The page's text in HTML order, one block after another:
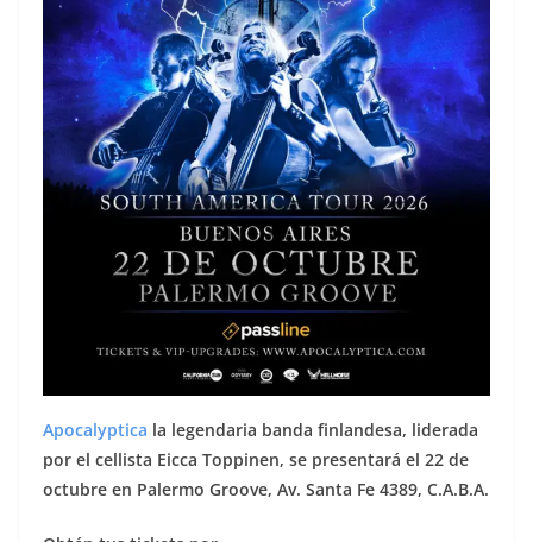
Apocalyptica la legendaria banda finlandesa, liderada
por el cellista Eicca Toppinen, se presentará el 22 de
octubre en Palermo Groove, Av. Santa Fe 4389, C.A.B.A.